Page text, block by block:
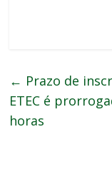
← Prazo de
ETEC é
horas